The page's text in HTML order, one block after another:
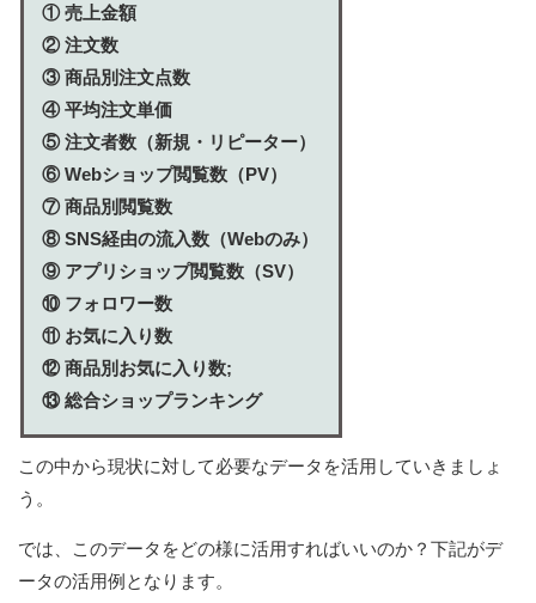
① 売上金額
② 注文数
③ 商品別注文点数
④ 平均注文単価
⑤ 注文者数（新規・リピーター）
⑥ Webショップ閲覧数（PV）
⑦ 商品別閲覧数
⑧ SNS経由の流入数（Webのみ）
⑨ アプリショップ閲覧数（SV）
⑩ フォロワー数
⑪ お気に入り数
⑫ 商品別お気に入り数;
⑬ 総合ショップランキング
この中から現状に対して必要なデータを活用していきましょ
う。
では、このデータをどの様に活用すればいいのか？下記がデ
ータの活用例となります。